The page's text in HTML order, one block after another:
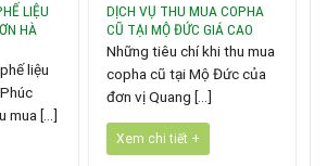
LIỆU
HÀ
liệu
mua [...]
DỊCH VỤ THU MUA COPHA
CŨ TẠI MỘ ĐỨC GIÁ CAO
Những tiêu chí khi thu mua
copha cũ tại Mộ Đức của
đơn vị Quang [...]
Xem chi tiết +